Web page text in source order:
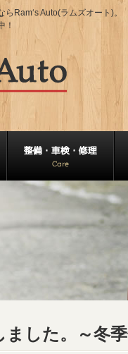
Ram‘s Auto(ラムズオート)。
！
した。～冬